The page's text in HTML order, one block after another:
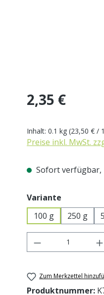
Regulärer Preis:
2,35 €
Inhalt: 0.1 kg (23,50 € /
Preise inkl. MwSt.
Sofort verfügbar,
Variante
100 g
250 g
Produkt
Zum Merkzettel
Produktnummer: